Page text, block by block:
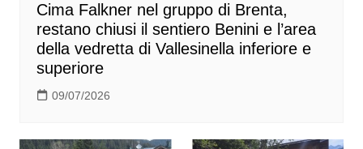
Cima Falkner nel gruppo di Brenta,
restano chiusi il sentiero Benini e l’area
della vedretta di Vallesinella inferiore e
superiore
09/07/2026